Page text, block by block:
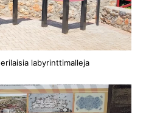
labyrinttimalleja